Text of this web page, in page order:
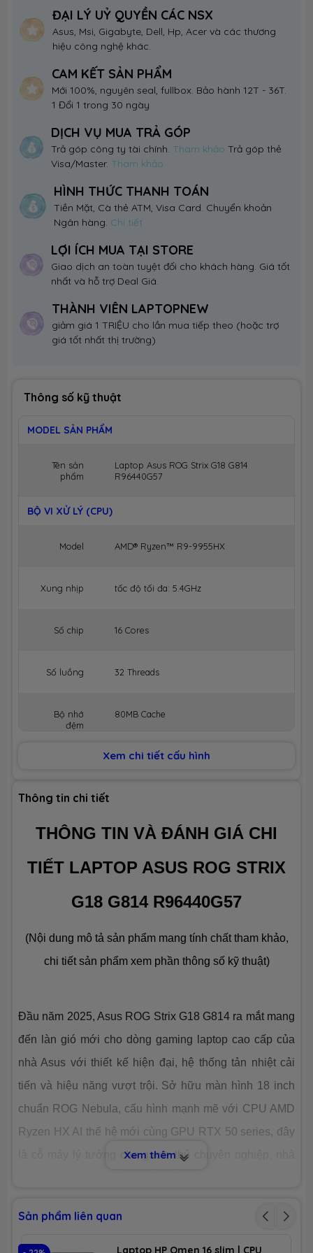
ĐẠI LÝ UỶ QUYỀN CÁC NSX
Asus, Msi, Gigabyte, Dell, Hp, Acer và các thương
hiệu công nghệ khác.
CAM KẾT SẢN PHẨM
Mới 100%, nguyên seal, fullbox. Bảo hành 12T - 36T.
1 Đổi 1 trong 30 ngày
DỊCH VỤ MUA TRẢ GÓP
Trả góp công ty tài chính. Tham khảoTrả góp thẻ
Visa/Master. Tham khảo
HÌNH THỨC THANH TOÁN
Tiền Mặt, Cà thẻ ATM, Visa Card. Chuyển khoản
Ngân hàng. Chi tiết
LỢI ÍCH MUA TẠI STORE
Giao dịch an toàn tuyệt đối cho khách hàng. Giá tốt
nhất và hỗ trợ Deal Giá.
THÀNH VIÊN LAPTOPNEW
giảm giá 1 TRIỆU cho lần mua tiếp theo (hoặc trợ
giá tốt nhất thị trường)
Thông số kỹ thuật
MODEL SẢN PHẨM
Tên sản
phẩm
Laptop Asus ROG Strix G18 G814
R96440G57
BỘ VI XỬ LÝ (CPU)
Model AMD® Ryzen™ R9-9955HX
Xung nhịp tốc độ tối đa: 5.4GHz
Số chip 16 Cores
Số luồng 32 Threads
Bộ nhớ
đệm
80MB Cache
BỘ NHỚ MÁY (RAM)
Dung lượng
Công nghệ DDR5 5600MHz
Số slot 2 slot
CHIP XỬ LÝ ĐỒ HOẠ (VGA)
VGA tích
hợp
AMD® Graphics
Nvidia GeForce RTX 5070 8GB GDDR7
MÀN HÌNH HIỂN THỊ (LCD)
Kích thước 18.0-inch
Xem chi tiết cấu hình
Thông tin chi tiết
THÔNG TIN VÀ ĐÁNH GIÁ CHI
TIẾT LAPTOP ASUS ROG STRIX
G18 G814 R96440G57
(Nội dung mô tả sản phẩm mang tính chất tham khảo,
chi tiết sản phẩm xem phần thông số kỹ thuật)
Đầu năm 2025, Asus ROG Strix G18 G814 ra mắt mang
đến làn gió mới cho dòng gaming laptop cao cấp của
nhà Asus với thiết kế hiện đại, hệ thống tản nhiệt cải
tiến và hiệu năng vượt trội. Sở hữu màn hình 18 inch
chuẩn ROG Nebula, cấu hình mạnh mẽ với CPU AMD
Ryzen HX AI thế hệ mới cùng GPU RTX 50 series, đây
là cỗ máy lý tưởng cho game thủ chuyên nghiệp, nhà
mạnh mẽ mà còn mang tính đột phá về thiết kế và trải
nghiệm người dùng. Hãy cùngLaptopnewtìm hiểu và
Xem thêm
Sản phẩm liên quan
Laptop HP Omen 16 slim | CPU